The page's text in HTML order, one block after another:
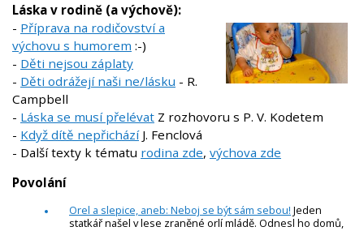
Láska v rodině (a výchově):
- Příprava na rodičovství a
výchovu s humorem :-)
- Děti nejsou záplaty
- Děti odrážejí naši ne/lásku - R.
Campbell
- Láska se musí přelévat Z rozhovoru s P. V. Kodetem
- Když dítě nepřicházíJ. Fenclová
- Další texty k tématu rodina zde, výchova zde
Povolání
Orel a slepice, aneb: Neboj se být sám sebou! Jeden
statkář našel v lese zraněné orlí mládě. Odnesl ho domů,